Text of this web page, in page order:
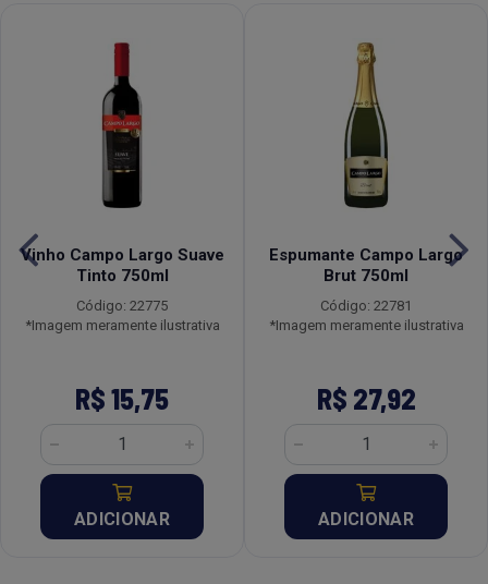
Vinho Campo Largo Suave
Tinto 750ml
Código: 22775
*Imagem meramente ilustrativa
R$ 15,75
ADICIONAR
Espumante Campo Largo
Brut 750ml
Código: 22781
*Imagem meramente ilustrativa
R$ 27,92
ADICIONAR